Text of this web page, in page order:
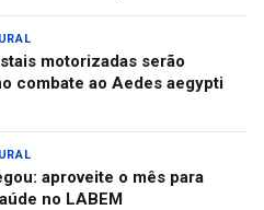
motorizadas serão
combate ao Aedes aegypti
aproveite o mês para
no LABEM